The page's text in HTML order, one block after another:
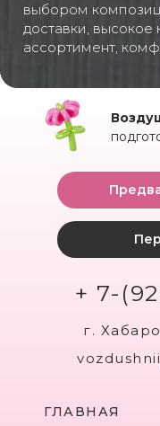
выбором
доставки,
ассортимент,
ГЛАВНАЯ
+ 7-
г.